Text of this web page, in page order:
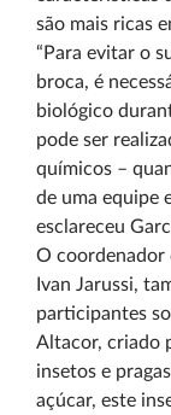
são mais ricas
“Para evitar o
broca, é
biológico
pode ser
químicos –
de uma equipe
esclareceu
O coordenador
Ivan Jarussi,
participantes
Altacor, criado
insetos e
açúcar, este